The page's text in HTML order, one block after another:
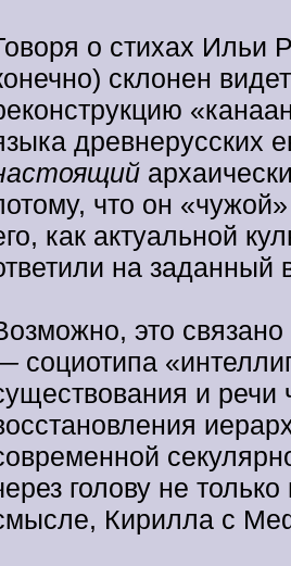
о стихах Ильи
склонен
древнерусских
что он
как актуальной
на заданный
это
социотипа
и речи
голову не
Кирилла с